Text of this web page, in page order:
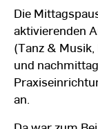
Die
aktivierenden
(Tanz &
und
an.